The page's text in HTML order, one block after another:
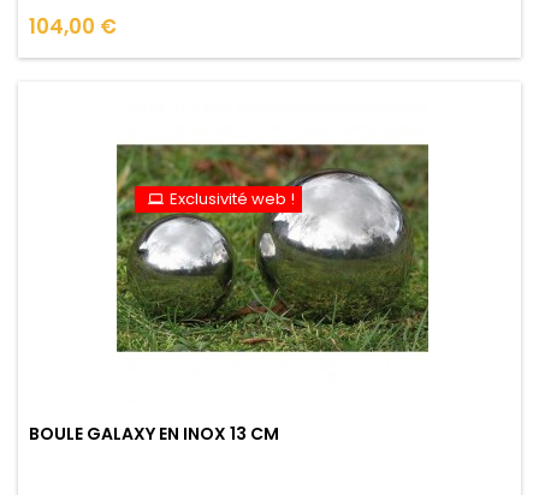
que vous puissiez l'utiliser en toute confiance (voir le...
Prix
104,00 €
Exclusivité web !
BOULE GALAXY EN INOX 13 CM